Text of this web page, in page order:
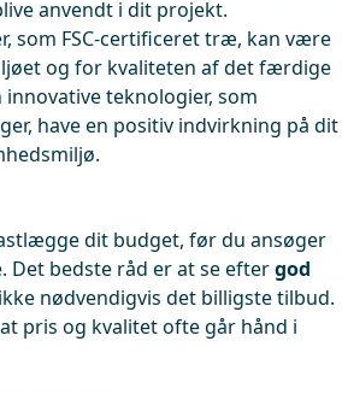
anvendt i dit projekt.
som FSC-certificeret træ, kan være
og for kvaliteten af det færdige
teknologier, som
have en positiv indvirkning på dit
dit budget, før du ansøger
bedste råd er at se eftergod
nødvendigvis det billigste tilbud.
pris og kvalitet ofte går hånd i